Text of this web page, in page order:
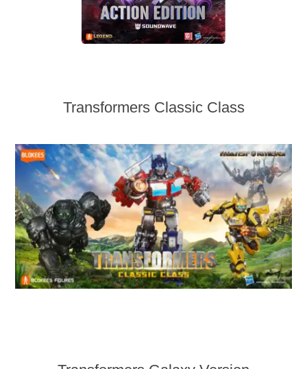
Transformers Classic Class